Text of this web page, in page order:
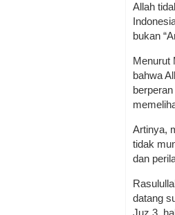
Allah
bukan
Menurut
bahwa
Artinya,
tidak
dan
datang
Juz 3,